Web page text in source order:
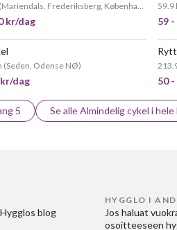
(Mariendals, Frederiksberg, København
kr/dag
59.9
59
(Seden, Odense NØ)
dag 50
5 Se alle Almindelig cykel i hele
Hygglos blog
HYGGLO I
Jos haluat
osoitteeseen